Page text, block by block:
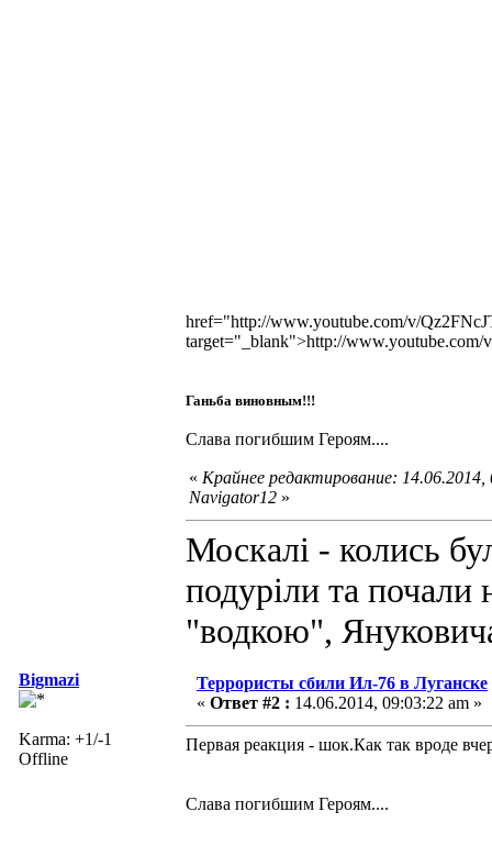
href="http://www.youtube.com/v/
target="_blank">http://
Ганьба виновным!!!
Слава погибшим Героям....
« Крайнее редактирование:
Navigator12 »
Москалі - колись
подуріли та почали
"водкою",
Bigmazi
Karma: +1/-1
Offline
Террористы сбили Ил-76 в Луганске
« Ответ #2 : 14.06.2014, 09:03:22 am »
Первая реакция -
Слава погибшим Героям....